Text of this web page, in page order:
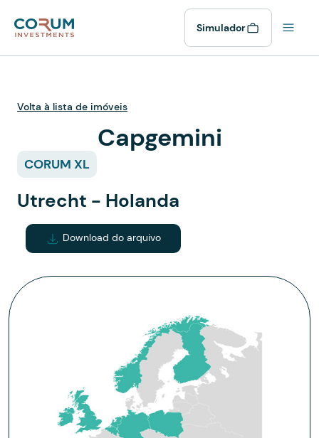
Simulador
Volta à lista de imóveis
Capgemini
CORUM XL
Utrecht - Holanda
Download do arquivo